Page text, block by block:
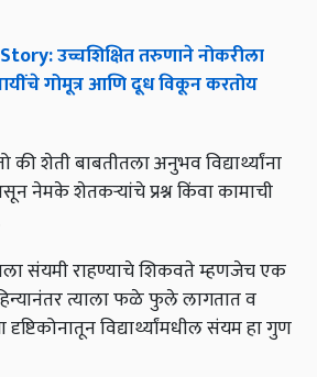
उच्चशिक्षिततरुणानेनोकरीला
गोमूत्रआणिदूधविकूनकरतोय
की शेती बाबतीतला अनुभव विद्यार्थ्यांना
नेमके शेतकऱ्यांचे प्रश्न किंवा कामाची
संयमी राहण्याचे शिकवते म्हणजेच एक
त्याला फळे फुले लागतात व
विद्यार्थ्यांमधील संयम हा गुण